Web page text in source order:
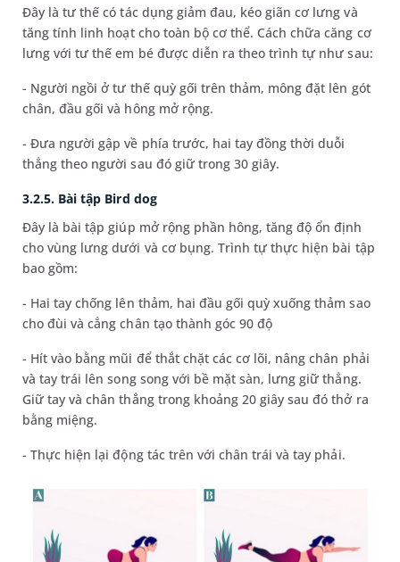
Đây là tư thế có tác dụng giảm đau, kéo giãn cơ lưng và
tăng tính linh hoạt cho toàn bộ cơ thể. Cách chữa căng cơ
lưng với tư thế em bé được diễn ra theo trình tự như sau:
- Người ngồi ở tư thế quỳ gối trên thảm, mông đặt lên gót
chân, đầu gối và hông mở rộng.
- Đưa người gập về phía trước, hai tay đồng thời duỗi
thẳng theo người sau đó giữ trong 30 giây.
3.2.5. Bài tập Bird dog
Đây là bài tập giúp mở rộng phần hông, tăng độ ổn định
cho vùng lưng dưới và cơ bụng. Trình tự thực hiện bài tập
bao gồm:
- Hai tay chống lên thảm, hai đầu gối quỳ xuống thảm sao
cho đùi và cẳng chân tạo thành góc 90 độ
- Hít vào bằng mũi để thắt chặt các cơ lõi, nâng chân phải
và tay trái lên song song với bề mặt sàn, lưng giữ thẳng.
Giữ tay và chân thẳng trong khoảng 20 giây sau đó thở ra
bằng miệng.
- Thực hiện lại động tác trên với chân trái và tay phải.